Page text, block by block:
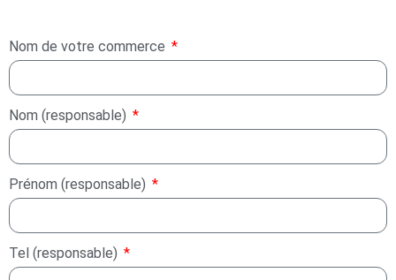
Nom de votre commerce
Nom (responsable)
Prénom (responsable)
Tel (responsable)